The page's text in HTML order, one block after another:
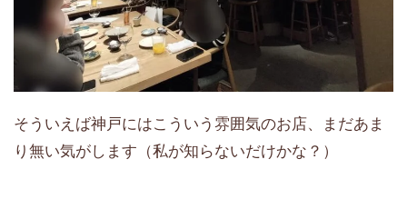
そういえば神戸にはこういう雰囲気のお店、まだあま
り無い気がします（私が知らないだけかな？）